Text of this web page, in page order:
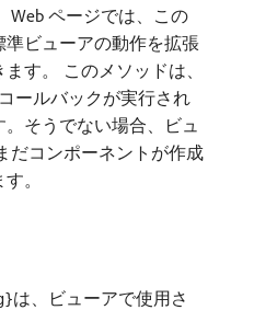
Web ページでは、この
ビューアの動作を拡張
す。 このメソッドは、
ールバックが実行され
そうでない場合、ビュ
だコンポーネントが作成
。
は、ビューアで使用さ